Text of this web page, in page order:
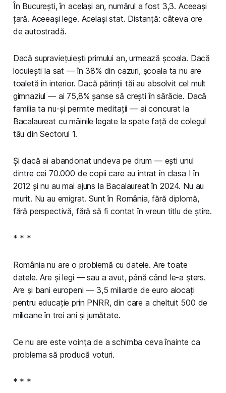
În București, în același an, numărul a fost 3,3. Aceeași
țară. Aceeași lege. Același stat. Distanță: câteva ore
de autostradă.
Dacă supraviețuiești primului an, urmează școala. Dacă
locuiești la sat — în 38% din cazuri, școala ta nu are
toaletă în interior. Dacă părinții tăi au absolvit cel mult
gimnaziul — ai 75,8% șanse să crești în sărăcie. Dacă
familia ta nu-și permite meditații — ai concurat la
Bacalaureat cu mâinile legate la spate față de colegul
tău din Sectorul 1.
Și dacă ai abandonat undeva pe drum — ești unul
dintre cei 70.000 de copii care au intrat în clasa I în
2012 și nu au mai ajuns la Bacalaureat în 2024. Nu au
murit. Nu au emigrat. Sunt în România, fără diplomă,
fără perspectivă, fără să fi contat în vreun titlu de știre.
* * *
România nu are o problemă cu datele. Are toate
datele. Are și legi — sau a avut, până când le-a șters.
Are și bani europeni — 3,5 miliarde de euro alocați
pentru educație prin PNRR, din care a cheltuit 500 de
milioane în trei ani și jumătate.
Ce nu are este voința de a schimba ceva înainte ca
problema să producă voturi.
* * *